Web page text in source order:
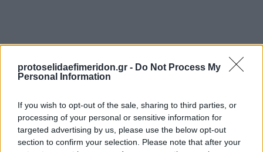
protoselidaefimeridon.gr - Do Not Process My
Personal Information
If you wish to opt-out of the sale, sharing to third parties, or
processing of your personal or sensitive information for
targeted advertising by us, please use the below opt-out
section to confirm your selection. Please note that after your
Προηγούμενη